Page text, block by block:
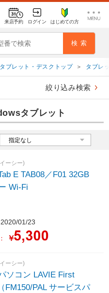
来店予約 ログイン はじめての方
ブレット・デスクトップ ＞ タブレ
絞り込み検索
タブレット
ーシー)
E TAB08／F01 32GB
シルバー Wi-Fi
01/23
￥
ーシー)
ソコン LAVIE First
FM150/PAL サービスパ